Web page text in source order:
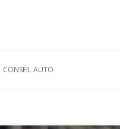
CONSEIL AUTO